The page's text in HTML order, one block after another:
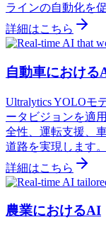
ラインの自動化を
詳細はこちら
自動車における
Ultralytics YOLOモ
ータビジョンを適
全性、運転支援、
道路を実現します。
詳細はこちら
農業におけるAI